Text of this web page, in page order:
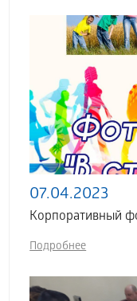
07.04.2023
Корпоративный
Подробнее